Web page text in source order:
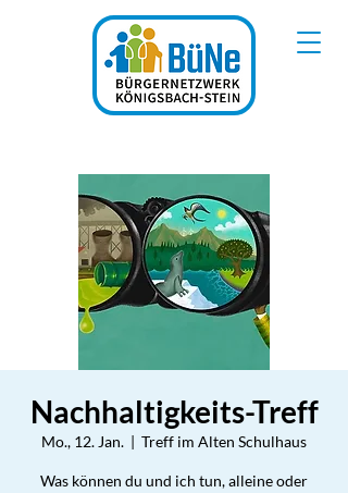
Nachhaltigkeits-Treff
Mo., 12. Jan.
  |
Treff im Alten Schulhaus
Was können du und ich tun, alleine oder